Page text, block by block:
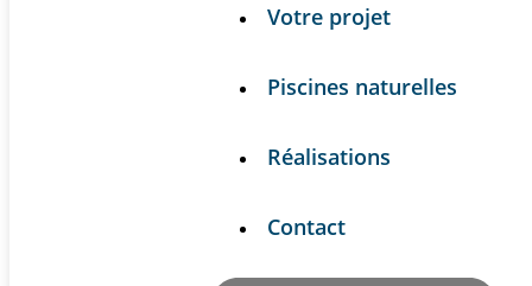
Votre projet
Piscines naturelles
Réalisations
Contact